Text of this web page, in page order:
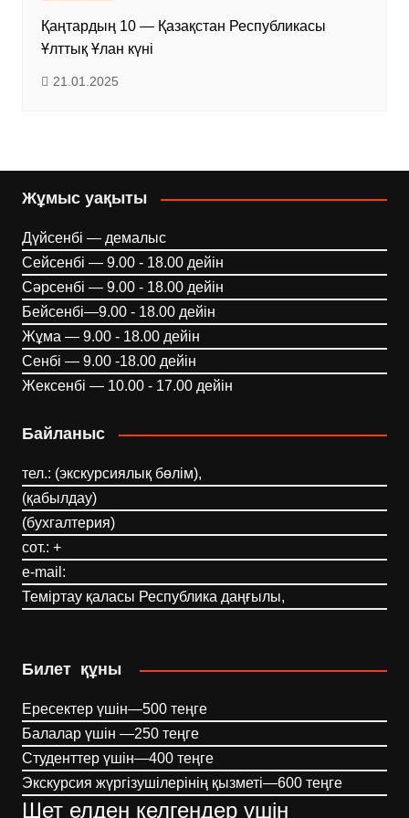
Қаңтардың 10 — Қазақстан Республикасы
Ұлттық Ұлан күні
21.01.2025
Жұмыс уақыты
Дүйсенбі — демалыс
Сейсенбі — 9.00 - 18.00 дейін
Сәрсенбі — 9.00 - 18.00 дейін
Бейсенбі—9.00 - 18.00 дейін
Жұма — 9.00 - 18.00 дейін
Сенбі — 9.00 -18.00 дейін
Жексенбі — 10.00 - 17.00 дейін
Байланыс
тел.: (экскурсиялық бөлім),
(қабылдау)
(бухгалтерия)
сот.: +
e-mail:
Теміртау қаласы Республика даңғылы,
Билет құны
Ересектер үшін—500 теңге
Балалар үшін —250 теңге
Студенттер үшін—400 теңге
Экскурсия жүргізушілерінің қызметі—600 теңге
Шет елден келгендер үшін